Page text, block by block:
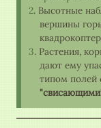
2. Высотные
вершины
3. Растения,
дают ему
типом полей